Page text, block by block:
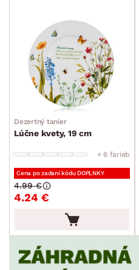
MIESTNOSŤ
SKLADOVOSŤ
Dezertný tanier
Lúčne kvety, 19 cm
+ 6 farieb
Cena po zadaní kódu DOPLNKY
4.24 €
4.99 €